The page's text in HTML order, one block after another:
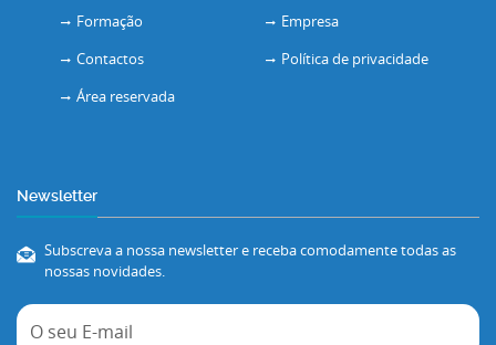
Formação
Empresa
Contactos
Política de privacidade
Área reservada
Newsletter
Subscreva a nossa newsletter e receba comodamente todas as
nossas novidades.